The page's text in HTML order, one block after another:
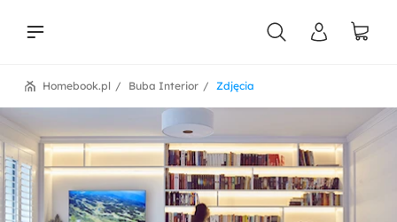
Zdjęcia
Buba Interior
Homebook.pl